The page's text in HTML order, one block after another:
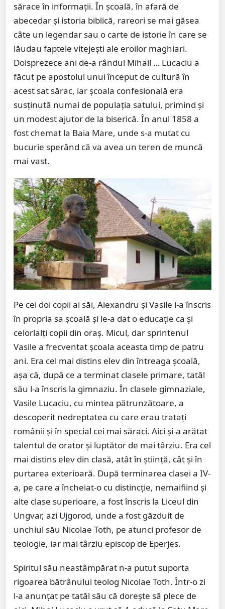
sărace în informaţii. În şcoală, în afară de
abecedar şi istoria biblică, rareori se mai găsea
câte un legendar sau o carte de istorie în care se
lăudau faptele vitejeşti ale eroilor maghiari.
Doisprezece ani de-a rândul Mihail … Lucaciu a
făcut pe apostolul unui început de cultură în
acest sat sărac, iar şcoala confesională era
susţinută numai de populaţia satului, primind şi
un modest ajutor de la biserică. În anul 1858 a
fost chemat la Baia Mare, unde s-a mutat cu
bucurie sperând că va avea un teren de muncă
mai vast.
Pe cei doi copii ai săi, Alexandru şi Vasile i-a înscris
în propria sa şcoală şi le-a dat o educaţie ca şi
celorlalţi copii din oraş. Micul, dar sprintenul
Vasile a frecventat şcoala aceasta timp de patru
ani. Era cel mai distins elev din întreaga şcoală,
aşa că, după ce a terminat clasele primare, tatăl
său l-a înscris la gimnaziu. În clasele gimnaziale,
Vasile Lucaciu, cu mintea pătrunzătoare, a
descoperit nedreptatea cu care erau trataţi
românii şi în special cei mai săraci. Aici şi-a arătat
talentul de orator şi luptător de mai târziu. Era cel
mai distins elev din clasă, atât în ştiinţă, cât şi în
purtarea exterioară. După terminarea clasei a IV-
a, pe care a încheiat-o cu distincţie, nemaifiind şi
alte clase superioare, a fost înscris la Liceul din
Ungvar, azi Ujgorod, unde a fost găzduit de
unchiul său Nicolae Toth, pe atunci profesor de
teologie, iar mai târziu episcop de Eperjes.
Spiritul său neastâmpărat n-a putut suporta
rigoarea bătrânului teolog Nicolae Toth. Într-o zi
l-a anunţat pe tatăl său că doreşte să plece de